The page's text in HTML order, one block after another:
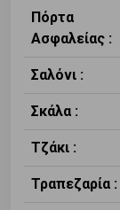
Πόρτα
Ασφαλείας :
Σαλόνι :
Σκάλα :
Τζάκι :
Τραπεζαρία :